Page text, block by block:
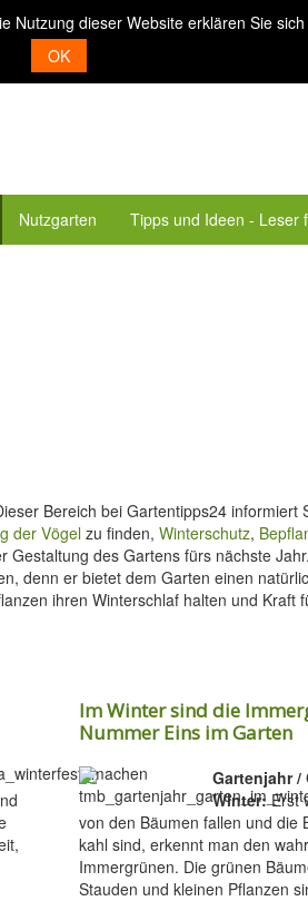
Nutzung dieser Website erklären Sie
OK
Nutzgarten Tipps und Ideen - Leser
Bereich bei Gartentipps24 informiert
der Vögel zu finden, Winterschutz,
Gestaltung des Gartens fürs nächste
denn er bietet dem Garten einen
ihren Winterschlaf halten und Kraft
Im Winter sind die
Nummer Eins im Garten
Gartenjahr /
Winter:Erst
von den Bäumen fallen und die
kahl sind, erkennt man den
Immergrünen. Die grünen
Stauden und kleinen Pflanzen